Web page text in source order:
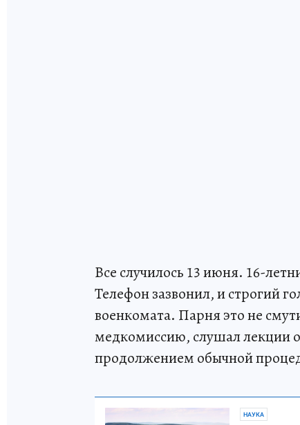
Все случилось 13 июня. 16-
Телефон зазвонил, и строгий
военкомата. Парня это не
медкомиссию, слушал лекции
продолжением обычной
НАУКА